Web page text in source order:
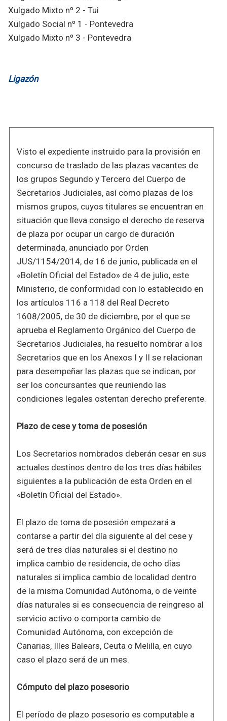
Xulgado Mixto nº 2 - Tui
Xulgado Social nº 1 - Pontevedra
Xulgado Mixto nº 3 - Pontevedra
Ligazón
Visto el expediente instruido para la provisión en
concurso de traslado de las plazas vacantes de
los grupos Segundo y Tercero del Cuerpo de
Secretarios Judiciales, así como plazas de los
mismos grupos, cuyos titulares se encuentran en
situación que lleva consigo el derecho de reserva
de plaza por ocupar un cargo de duración
determinada, anunciado por Orden
JUS/1154/2014, de 16 de junio, publicada en el
«Boletín Oficial del Estado» de 4 de julio, este
Ministerio, de conformidad con lo establecido en
los artículos 116 a 118 del Real Decreto
1608/2005, de 30 de diciembre, por el que se
aprueba el Reglamento Orgánico del Cuerpo de
Secretarios Judiciales, ha resuelto nombrar a los
Secretarios que en los Anexos I y II se relacionan
para desempeñar las plazas que se indican, por
ser los concursantes que reuniendo las
condiciones legales ostentan derecho preferente.
Plazo de cese y toma de posesión
Los Secretarios nombrados deberán cesar en sus
actuales destinos dentro de los tres días hábiles
siguientes a la publicación de esta Orden en el
«Boletín Oficial del Estado».
El plazo de toma de posesión empezará a
contarse a partir del día siguiente al del cese y
será de tres días naturales si el destino no
implica cambio de residencia, de ocho días
naturales si implica cambio de localidad dentro
de la misma Comunidad Autónoma, o de veinte
días naturales si es consecuencia de reingreso al
servicio activo o comporta cambio de
Comunidad Autónoma, con excepción de
Canarias, Illes Balears, Ceuta o Melilla, en cuyo
caso el plazo será de un mes.
Cómputo del plazo posesorio
El período de plazo posesorio es computable a